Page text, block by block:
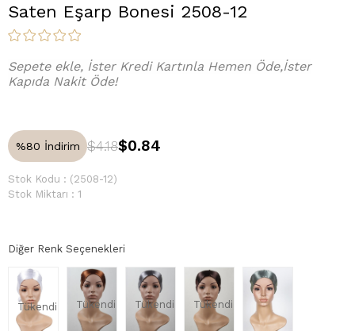
Saten Eşarp Bonesi 2508-12
Sepete ekle, İster Kredi Kartınla Hemen Öde,İster
Kapıda Nakit Öde!
%80 İndirim $4.18$0.84
Stok Kodu
(2508-12)
Stok Miktarı : 1
Diğer Renk Seçenekleri
Tükendi Tükendi Tükendi Tükendi